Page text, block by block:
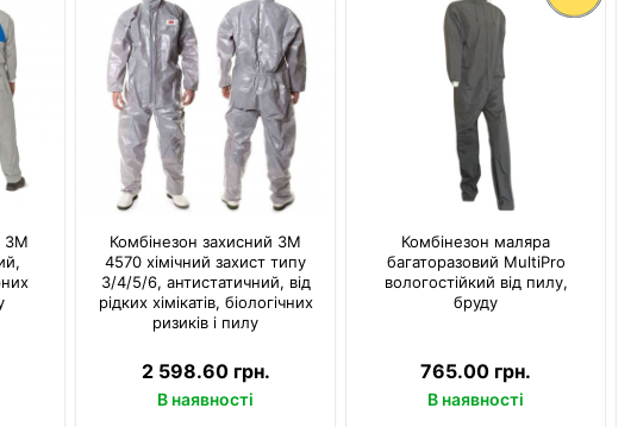
3M
Комбінезон захисний 3M
4570 хімічний захист типу
3/4/5/6, антистатичний, від
рідких хімікатів, біологічних
ризиків і пилу
2 598.60 грн.
В наявності
Комбінезон маляра
багаторазовий MultiPro
вологостійкий від пилу,
бруду
765.00 грн.
В наявності